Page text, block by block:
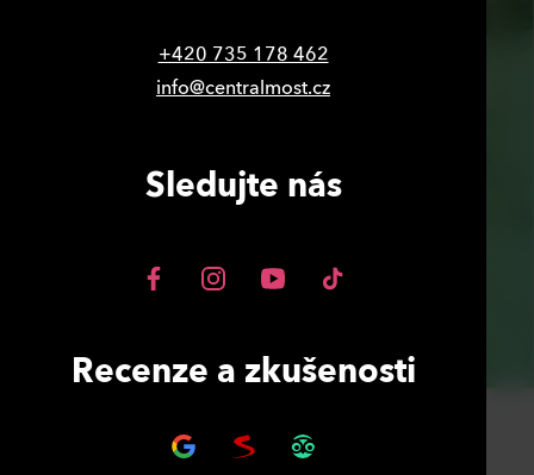
+420 735 178 462
info@centralmost.cz
Sledujte nás
Recenze a zkušenosti